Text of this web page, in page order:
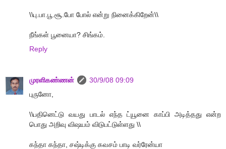
\\பு.பா.பூ.சூ.போ போல் என்று நினைக்கிறேன்\\
நீங்கள் பூனையா? சிங்கம்.
Reply
முரளிகண்ணன்
30/9/08 09:09
புருனோ,
\\பதினெட்டு வயது பாடல் எந்த ட்யூனை காப்பி அடித்தது என்ற
பொது அறிவு விஷயம் விடுபட்டுள்ளது \\
கந்தா கந்தா, சஷ்டிக்கு கவசம் பாடி வர்ரேன்யா